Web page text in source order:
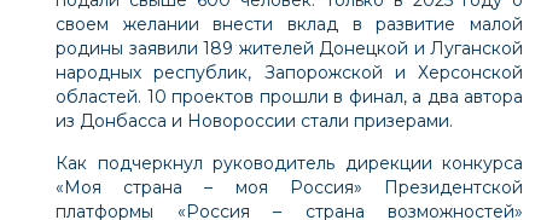
своем желании внести вклад в развитие малой
родины заявили 189 жителей Донецкой и Луганской
народных республик, Запорожской и Херсонской
областей. 10 проектов прошли в финал, а два автора
из Донбасса и Новороссии стали призерами.
Как подчеркнул руководитель дирекции конкурса
«Моя страна – моя Россия» Президентской
платформы «Россия – страна возможностей»